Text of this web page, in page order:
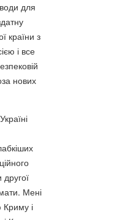
для
країни з
і все
нових
Мені
і